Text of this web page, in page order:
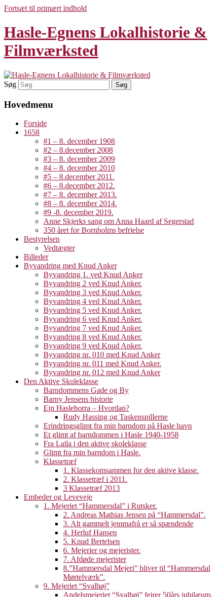
Fortsæt til primært indhold
Hasle-Egnens Lokalhistorie &
Filmværksted
Søg
Hovedmenu
Forside
1658
#1 – 8. december 1908
#2 – 8.december 2008
#3 – 8. december 2009
#4 – 8. december 2010
#5 – 8.december 2011.
#6 – 8.december 2012.
#7 – 8. december 2013.
#8 – 8. december 2014.
#9 -8. december 2019.
Anne Skjerks sang om Anna Haard af Segerstad
350 året for Bornholms befrielse
Bestyrelsen
Vedtægter
Billeder
Byvandring med Knud Anker
Byvandring 1. ved Knud Anker
Byvandring 2 ved Knud Anker.
Byvandring 3 ved Knud Anker.
Byvandring 4 ved Knud Anker.
Byvandring 5 ved Knud Anker.
Byvandring 6 ved Knud Anker.
Byvandring 7 ved Knud Anker.
Byvandring 8 ved Knud Anker.
Byvandring 9 ved Knud Anker.
Byvandring nr. 010 med Knud Anker
Byvandring nr. 011 med Knud Anker.
Byvandring nr. 012 med Knud Anker
Den Aktive Skoleklasse
Barndommens Gade og By
Barny Jensens historie
Ejn Haslehorra – Hvordan?
Rudy Hassing og Taskenspillerne
Erindringsglimt fra min barndom på Hasle havn
Et glimt af barndommen i Hasle 1940-1958
Fra Laila i den aktive skoleklasse
Glimt fra min barndom i Hasle.
Klassetræf
1. Klassekomsammen for den aktive klasse.
2. Klassetræf i 2011.
3 Klassetræf 2013
Embeder og Leveveje
1. Mejeriet “Hammersdal” i Rutsker.
2. Andreas Mathias Jensen på “Hammersdal”.
3. Alt gammelt jemmafrå er så spændende
4. Herluf Hansen
5. Knud Bertelsen
6. Mejerier og mejerister.
7. Afdøde mejerister
8.”Hammersdal Mejeri” bliver til “Hammersdal
Mørtelværk”.
9. Mejeriet “Svalhøj”
Andelsmejeriet “Svalhøj” fejrer 50års jubilæum.